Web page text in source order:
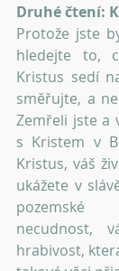
Druhé čtení:
Protože jste
hledejte to,
Kristus sedí
směřujte, a
Zemřeli jste a
s Kristem v
Kristus, váš
ukážete v
pozemské
necudnost,
hrabivost,